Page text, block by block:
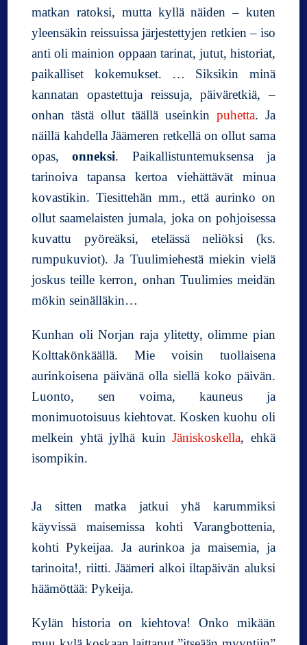
matkan ratoksi, mutta kyllä näiden – kuten
yleensäkin reissuissa järjestettyjen retkien – iso
anti oli mainion oppaan tarinat, jutut, historiat,
paikalliset kokemukset. … Siksikin minä
kannatan opastettuja reissuja, päiväretkiä, –
onhan tästä ollut täällä useinkin puhetta. Ja
näillä kahdella Jäämeren retkellä on ollut sama
opas,onneksi. Paikallistuntemuksensa ja
tarinoiva tapansa kertoa viehättävät minua
kovastikin. Tiesittehän mm., että aurinko on
ollut saamelaisten jumala, joka on pohjoisessa
kuvattu pyöreäksi, etelässä neliöksi (ks.
rumpukuviot). Ja Tuulimiehestä miekin vielä
joskus teille kerron, onhan Tuulimies meidän
mökin seinälläkin…
Kunhan oli Norjan raja ylitetty, olimme pian
Kolttakönkäällä. Mie voisin tuollaisena
aurinkoisena päivänä olla siellä koko päivän.
Luonto, sen voima, kauneus ja
monimuotoisuus kiehtovat. Kosken kuohu oli
melkein yhtä jylhä kuinJäniskoskella, ehkä
isompikin.
Ja sitten matka jatkui yhä karummiksi
käyvissä maisemissa kohti Varangbottenia,
kohti Pykeijaa. Ja aurinkoa ja maisemia, ja
tarinoita!, riitti. Jäämeri alkoi iltapäivän aluksi
häämöttää: Pykeija.
Kylän historia on kiehtova! Onko mikään